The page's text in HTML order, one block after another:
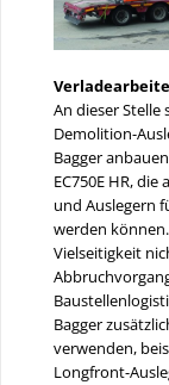
An dieser
Demolition-
Bagger
EC750E HR,
und Auslegern
werden
Vielseitigkeit
Bagger
verwenden,
Longfront-